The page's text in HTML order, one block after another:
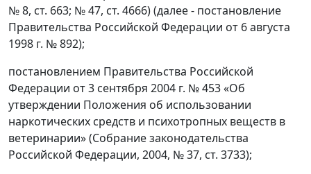
№ 8, ст. 663; № 47, ст. 4666) (далее - постановление
Правительства Российской Федерации от 6 августа
1998 г. № 892);
постановлением Правительства Российской
Федерации от 3 сентября 2004 г. № 453 «Об
утверждении Положения об использовании
наркотических средств и психотропных веществ в
ветеринарии» (Собрание законодательства
Российской Федерации, 2004, № 37, ст. 3733);